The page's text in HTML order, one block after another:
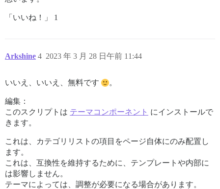
「いいね！」 1
Arkshine 2023 年 3 月 28 日午前 11:44
4
いいえ、いいえ、無料です 。
編集：
このスクリプトは テーマコンポーネント にインストールで
きます。
これは、カテゴリリストの項目をページ自体にのみ配置し
ます。
これは、互換性を維持するために、テンプレートや内部に
は影響しません。
テーマによっては、調整が必要になる場合があります。